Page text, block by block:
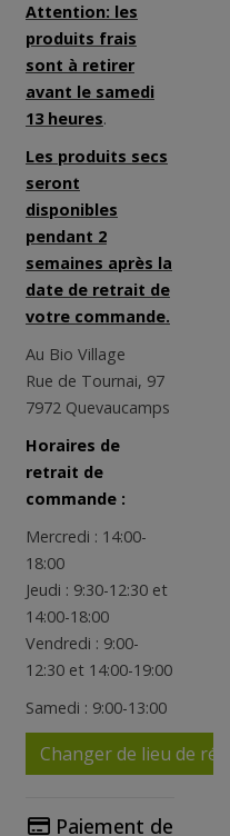
Attention: les
produits frais
sont à retirer
avant le samedi
13 heures.
Les produits secs
seront
disponibles
pendant 2
semaines après la
date de retrait de
votre commande.
Au Bio Village
Rue de Tournai, 97
7972 Quevaucamps
Horaires de
retrait de
commande :
Mercredi : 14:00-
18:00
Jeudi : 9:30-12:30 et
14:00-18:00
Vendredi : 9:00-
12:30 et 14:00-19:00
Samedi : 9:00-13:00
Changer de lieu de
Paiement de